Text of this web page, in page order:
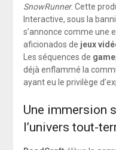
SnowRunner. Cette
Interactive, sous la
s’annonce comme une
aficionados de jeux
Les séquences de
déjà enflammé la
ayant eu le privilège
Une immersion
l’univers tout-